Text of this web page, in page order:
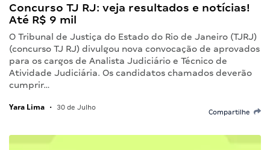
Concurso TJ RJ: veja resultados e notícias!
Até R$ 9 mil
O Tribunal de Justiça do Estado do Rio de Janeiro (TJRJ)
(concurso TJ RJ) divulgou nova convocação de aprovados
para os cargos de Analista Judiciário e Técnico de
Atividade Judiciária. Os candidatos chamados deverão
cumprir…
Yara Lima • 30 de Julho
Compartilhe